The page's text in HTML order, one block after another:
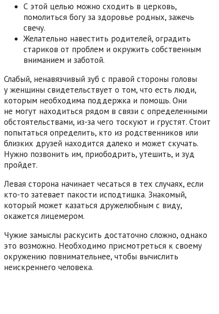
С этой целью можно сходить в церковь,
помолиться богу за здоровье родных, зажечь
свечу.
Желательно навестить родителей, оградить
стариков от проблем и окружить собственным
вниманием и заботой.
Слабый, ненавязчивый зуб с правой стороны головы
у женщины свидетельствует о том, что есть люди,
которым необходима поддержка и помощь. Они
не могут находиться рядом в связи с определенными
обстоятельствами, из-за чего тоскуют и грустят. Стоит
попытаться определить, кто из родственников или
близких друзей находится далеко и может скучать.
Нужно позвонить им, приободрить, утешить, и зуд
пройдет.
Левая сторона начинает чесаться в тех случаях, если
кто-то затевает пакости исподтишка. Знакомый,
который может казаться дружелюбным с виду,
окажется лицемером.
Чужие замыслы раскусить достаточно сложно, однако
это возможно. Необходимо присмотреться к своему
окружению повнимательнее, чтобы вычислить
неискреннего человека.